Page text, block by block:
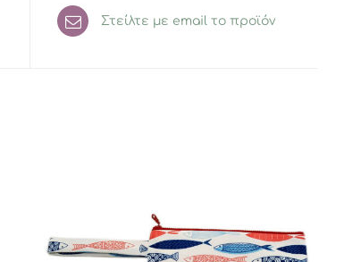
Στείλτε με email το προϊόν